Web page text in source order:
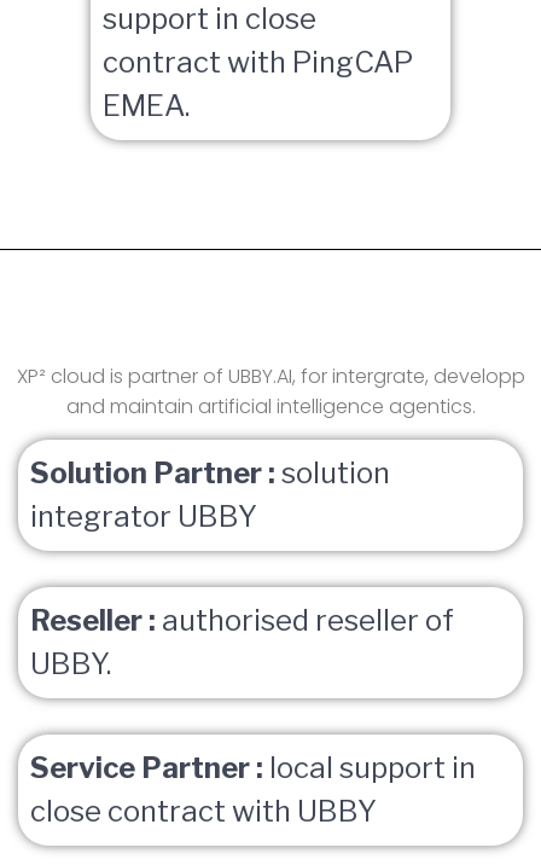
support in close
contract with PingCAP
EMEA.
XP² cloud is partner of UBBY.AI, for intergrate, developp
and maintain artificial intelligence agentics.
Solution Partner : solution
integrator UBBY
Reseller : authorised reseller of
UBBY.
Service Partner : local support in
close contract with UBBY